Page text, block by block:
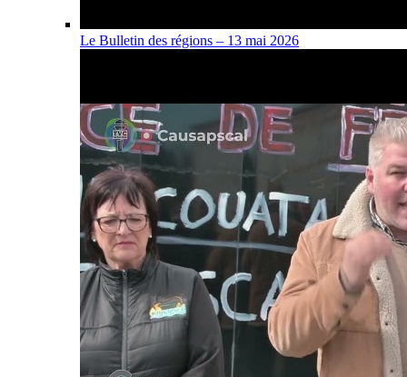
Le Bulletin des régions – 13 mai 2026